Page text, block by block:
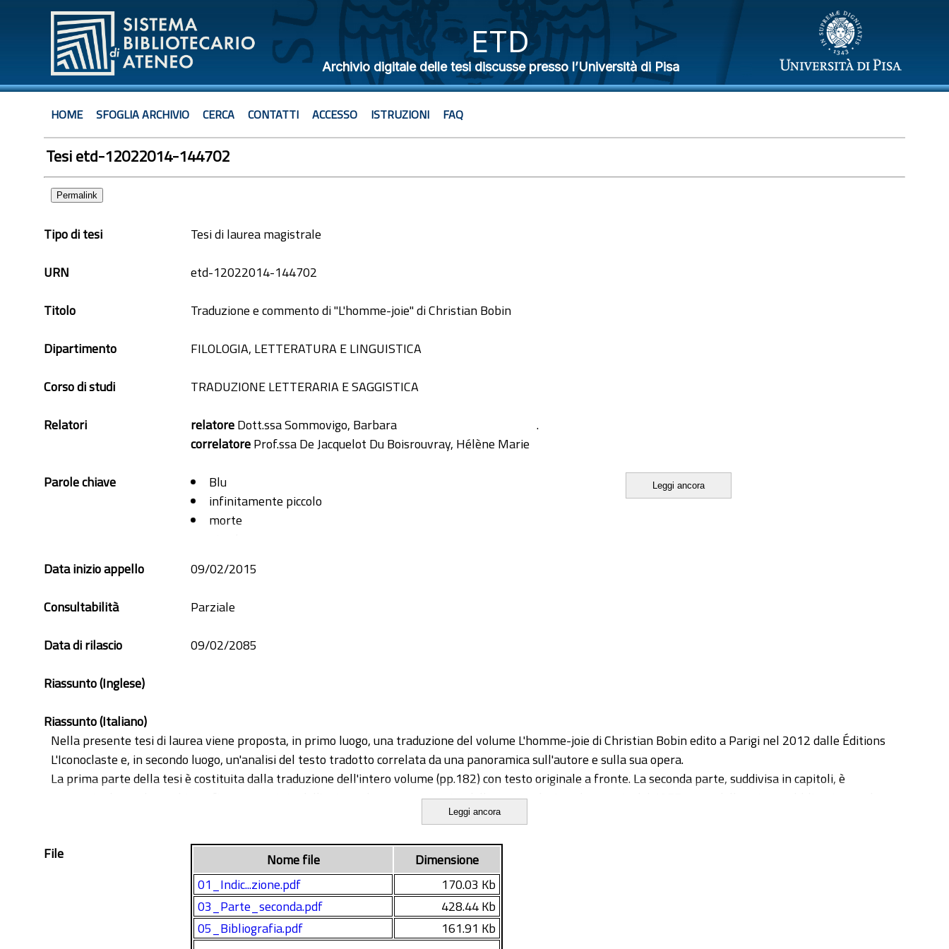
ETD
Archivio digitale delle tesi discusse presso l’Università di Pisa
HOME SFOGLIA ARCHIVIO CERCA CONTATTI ACCESSO ISTRUZIONI FAQ
Tesi etd-12022014-144702
Permalink
Tipo di tesi
Tesi di laurea magistrale
URN
etd-12022014-144702
Titolo
Traduzione e commento di "L'homme-joie" di Christian Bobin
Dipartimento
FILOLOGIA, LETTERATURA E LINGUISTICA
Corso di studi
TRADUZIONE LETTERARIA E SAGGISTICA
Relatori
.
relatoreDott.ssa Sommovigo, Barbara
correlatoreProf.ssa De Jacquelot Du Boisrouvray, Hélène Marie
Parole chiave
Blu
infinitamente piccolo
morte
Leggi ancora
Data inizio appello
09/02/2015
Consultabilità
Parziale
Data di rilascio
09/02/2085
Riassunto (Inglese)
Riassunto (Italiano)
Nella presente tesi di laurea viene proposta, in primo luogo, una traduzione del volume L'homme-joie di Christian Bobin edito a Parigi nel 2012 dalle Éditions
L'Iconoclaste e, in secondo luogo, un'analisi del testo tradotto correlata da una panoramica sull'autore e sulla sua opera.
La prima parte della tesi è costituita dalla traduzione dell'intero volume (pp.182) con testo originale a fronte. La seconda parte, suddivisa in capitoli, è
composta da una breve biografia commentata dell'autore, da una panoramica della sua produzione letteraria dal 1977, anno della prima pubblicazione, ad
oggi, da un'analisi della struttura e dell'organizzazione interna del testo tradotto e, in ultimo, dai problemi traduttivi riscontrati e dalla loro risoluzione. In
Leggi ancora
File Nome file
Dimensione
01_Indic...zione.pdf
170.03 Kb
03_Parte_seconda.pdf
428.44 Kb
05_Bibliografia.pdf
161.91 Kb